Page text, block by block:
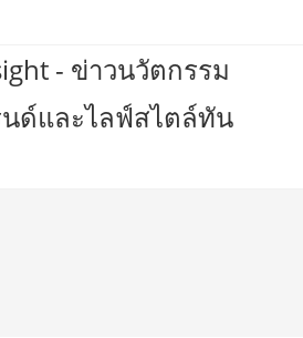
- ข่าวนวัตกรรม
นด์และไลฟ์สไตล์ทัน